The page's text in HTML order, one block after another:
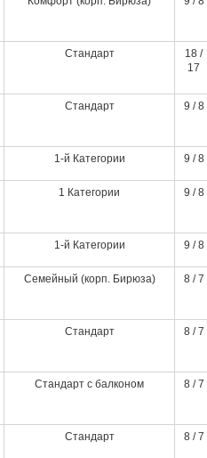
Стандарт
18 /
17
Стандарт 9 / 8
1-й Категории 9 / 8
1 Категории 9 / 8
1-й Категории 9 / 8
Семейный (корп. Бирюза) 8 / 7
Стандарт 8 / 7
Стандарт с балконом 8 / 7
Стандарт 8 / 7